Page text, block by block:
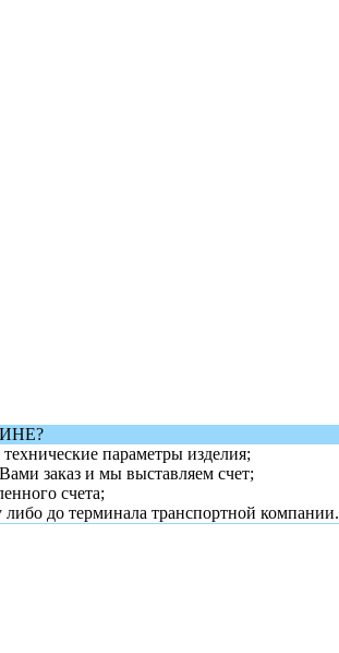
параметры изделия;
заказ и мы выставляем счет;
счета;
до терминала транспортной компании.